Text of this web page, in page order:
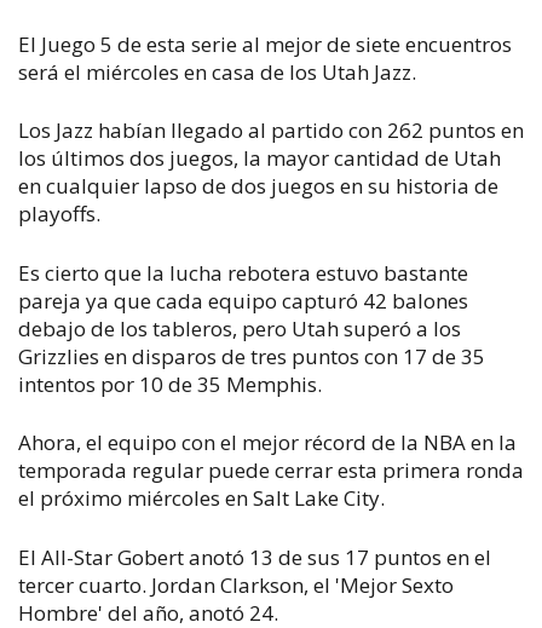
El Juego 5 de esta serie al mejor de siete encuentros
será el miércoles en casa de los Utah Jazz.
Los Jazz habían llegado al partido con 262 puntos en
los últimos dos juegos, la mayor cantidad de Utah
en cualquier lapso de dos juegos en su historia de
playoffs.
Es cierto que la lucha rebotera estuvo bastante
pareja ya que cada equipo capturó 42 balones
debajo de los tableros, pero Utah superó a los
Grizzlies en disparos de tres puntos con 17 de 35
intentos por 10 de 35 Memphis.
Ahora, el equipo con el mejor récord de la NBA en la
temporada regular puede cerrar esta primera ronda
el próximo miércoles en Salt Lake City.
El All-Star Gobert anotó 13 de sus 17 puntos en el
tercer cuarto. Jordan Clarkson, el 'Mejor Sexto
Hombre' del año, anotó 24.